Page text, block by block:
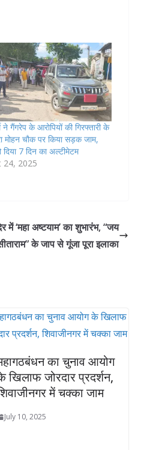
ने गैंगरेप के आरोपियों की गिरफ्तारी के
मोहन चौक पर किया सड़क जाम,
7 दिन का अल्टीमेटम
24, 2025
में ‘महा अष्टयाम’ का शुभारंभ, “जय
के जाप से गूंजा पूरा इलाका
का चुनाव आयोग
खिलाफ जोरदार प्रदर्शन,
में चक्का जाम
July 10, 2025